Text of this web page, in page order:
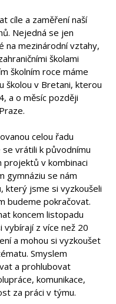
cíle a zaměření naší
Nejedná se jen
na mezinárodní vztahy,
školami
školním roce máme
školou v Bretani, kterou
a o měsíc později
celou řadu
vrátili k původnímu
projektů v kombinaci
gymnáziu se nám
který jsme si vyzkoušeli
budeme pokračovat.
koncem listopadu
vybírají z více než 20
a mohou si vyzkoušet
Smyslem
a prohlubovat
komunikace,
za práci v týmu.